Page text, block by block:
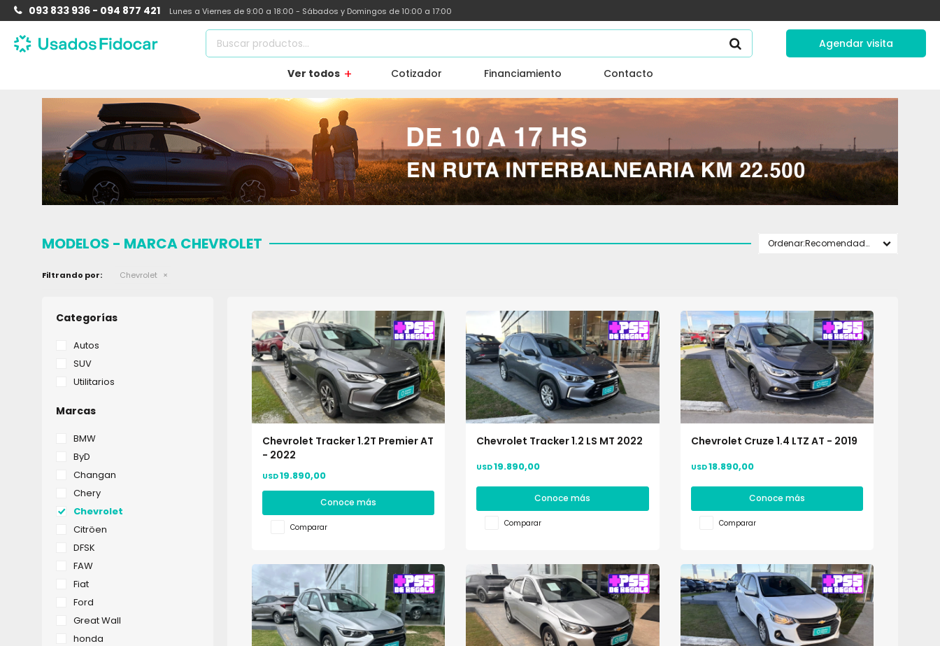
Ver todos Cotizador Financiamiento Contacto
Agendar visita
093 833 936 - 094 877 421 Lunes a Viernes de 9:00 a 18:00 - Sábados y Domingos de 10:00 a 17:00
MODELOS - MARCA CHEVROLET Recomendados
Filtrando por: Chevrolet
Chevrolet Tracker 1.2T Premier AT
- 2022
USD19.890,00
Conoce más
Comparar
Chevrolet Tracker 1.2 LS MT 2022
USD19.890,00
Conoce más
Comparar
Chevrolet Cruze 1.4 LTZ AT - 2019
USD18.890,00
Conoce más
Comparar
Categorías
Autos
SUV
Utilitarios
Marcas
BMW
ByD
Changan
Chery
Chevrolet
Citröen
DFSK
FAW
Fiat
Ford
Great Wall
honda